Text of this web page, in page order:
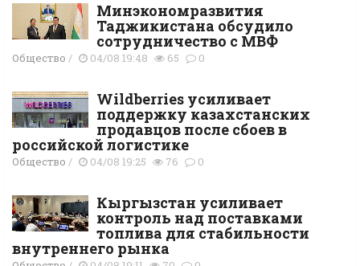
Минэкономразвития
Таджикистана обсудило
сотрудничество с МВФ
Общество / 04/08 19:48 65 0
Wildberries усиливает
поддержку казахстанских
продавцов после сбоев в
российской логистике
Общество / 04/08 19:25 76 0
Кыргызстан усиливает
контроль над поставками
топлива для стабильности
внутреннего рынка